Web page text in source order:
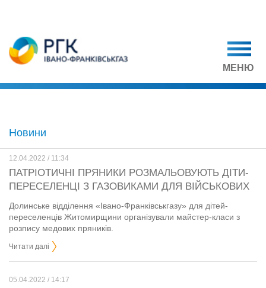
МЕНЮ
Новини
12.04.2022 / 11:34
ПАТРІОТИЧНІ ПРЯНИКИ РОЗМАЛЬОВУЮТЬ ДІТИ-
ПЕРЕСЕЛЕНЦІ З ГАЗОВИКАМИ ДЛЯ ВІЙСЬКОВИХ
Долинське відділення «Івано-Франківськгазу» для дітей-
переселенців Житомирщини організували майстер-класи з
розпису медових пряників.
Читати далі
05.04.2022 / 14:17